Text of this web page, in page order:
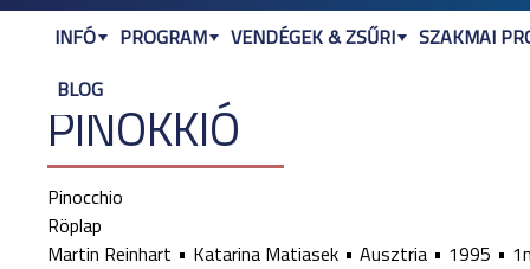
PINOKKIÓ
Pinocchio
Röplap
Martin Reinhart
Katarina Matiasek Ausztria 1995
INFÓ PROGRAM VENDÉGEK & ZSŰRI
SZAKMAI
BLOG